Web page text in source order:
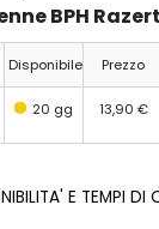
BPH
Disponibile Prezzo
20 gg 13,90 €
E TEMPI DI